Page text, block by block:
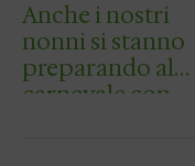
Anche i nostri
nonni si stanno
preparando al
carnevale con